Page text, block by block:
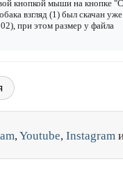
кнопкой мыши на кнопке
взгляд (1) был скачан
при этом размер у файла
,Youtube, Instagram